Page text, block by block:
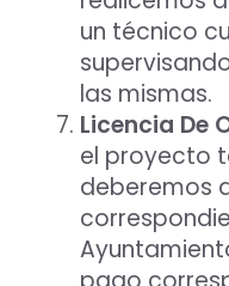
un técnico
las mismas.
Licencia De
el proyecto
deberemos